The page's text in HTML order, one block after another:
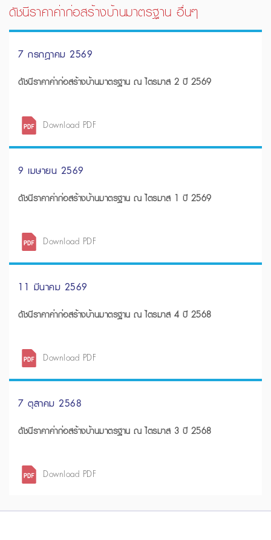
ดัชนีราคาค่าก่อสร้างบ้านมาตรฐาน อื่นๆ
7 กรกฎาคม 2569
ดัชนีราคาค่าก่อสร้างบ้านมาตรฐาน ณ ไตรมาส 2 ปี 2569
Download PDF
9 เมษายน 2569
ดัชนีราคาค่าก่อสร้างบ้านมาตรฐาน ณ ไตรมาส 1 ปี 2569
Download PDF
11 มีนาคม 2569
ดัชนีราคาค่าก่อสร้างบ้านมาตรฐาน ณ ไตรมาส 4 ปี 2568
Download PDF
7 ตุลาคม 2568
ดัชนีราคาค่าก่อสร้างบ้านมาตรฐาน ณ ไตรมาส 3 ปี 2568
Download PDF